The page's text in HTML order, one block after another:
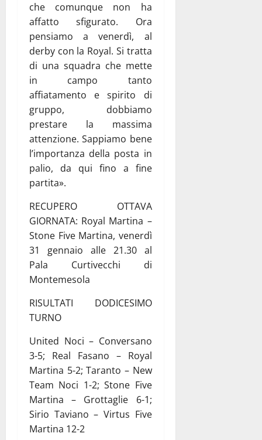
che comunque non ha
affatto sfigurato. Ora
pensiamo a venerdì, al
derby con la Royal. Si tratta
di una squadra che mette
in campo tanto
affiatamento e spirito di
gruppo, dobbiamo
prestare la massima
attenzione. Sappiamo bene
l’importanza della posta in
palio, da qui fino a fine
partita».
RECUPERO OTTAVA
GIORNATA: Royal Martina –
Stone Five Martina, venerdì
31 gennaio alle 21.30 al
Pala Curtivecchi di
Montemesola
RISULTATI DODICESIMO
TURNO
United Noci – Conversano
3-5; Real Fasano – Royal
Martina 5-2; Taranto – New
Team Noci 1-2; Stone Five
Martina – Grottaglie 6-1;
Sirio Taviano – Virtus Five
Martina 12-2